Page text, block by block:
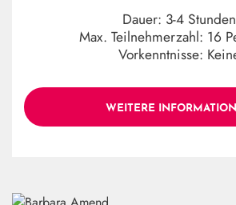
Dauer: 3-4 Stunden
Max. Teilnehmerzahl: 16
Vorkenntnisse:
WEITERE